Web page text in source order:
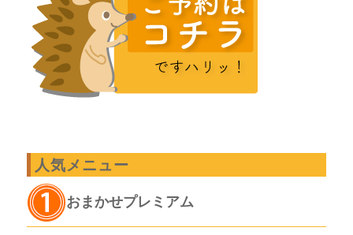
人気メニュー
おまかせプレミアム